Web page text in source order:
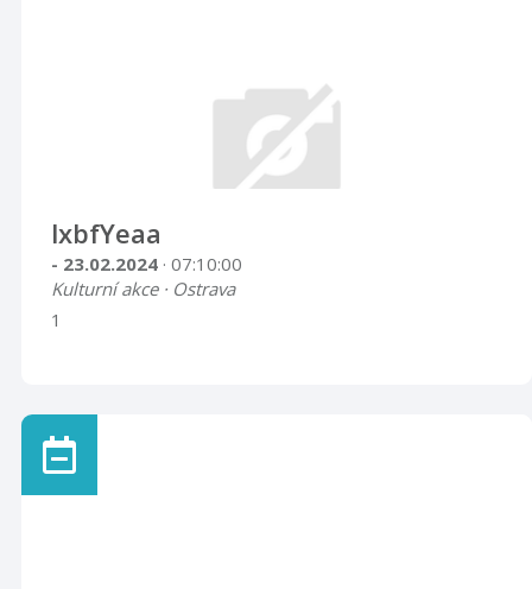
lxbfYeaa
- 23.02.2024 · 07:10:00
Kulturní akce · Ostrava
1